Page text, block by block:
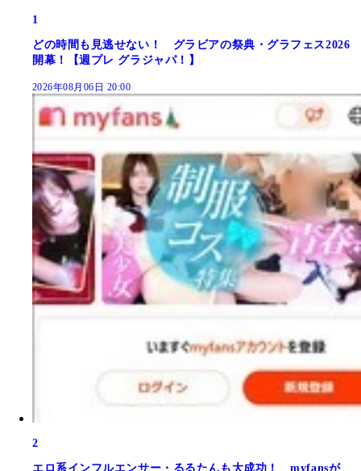
1
どの時間も見逃せない！ グラビアの祭典・グラフェス2026
開幕！【週プレ グラジャパ！】
2026年08月06日 20:00
2
エロ系インフルエンサー・るるたんも大成功！ myfansが